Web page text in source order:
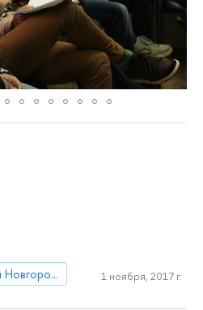
Факультет права (Нижний Новгород)
1 ноября, 2017 г.